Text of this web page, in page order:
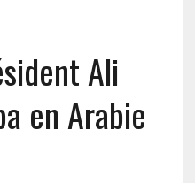
Ali
en Arabie